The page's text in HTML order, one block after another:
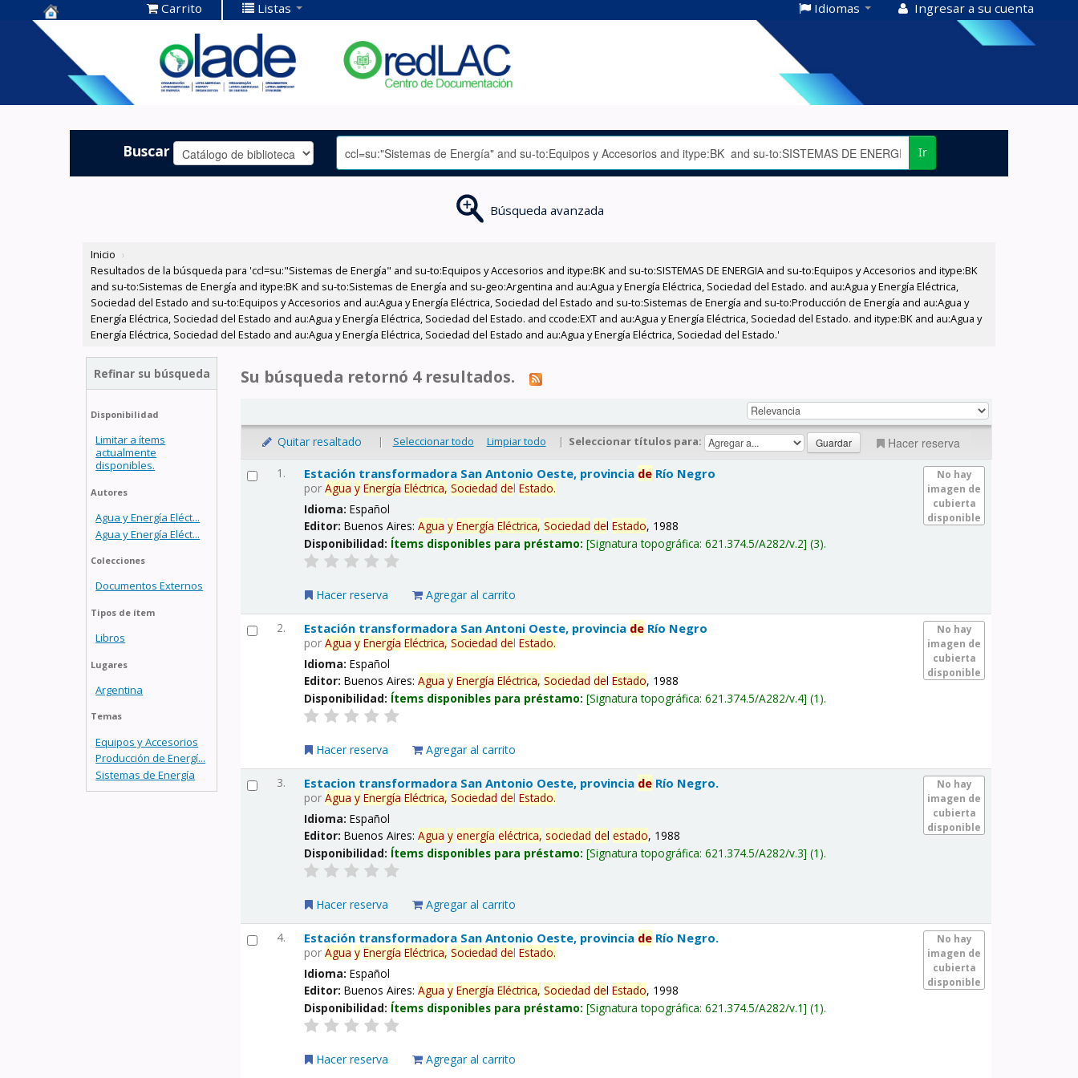
Centro de
Documentación
OLADE -
Carrito Listas Idiomas Ingresar a su cuenta
Buscar Ir
Búsqueda avanzada
Inicio ›
Resultados de la búsqueda para 'ccl=su:"Sistemas de Energía" and su-to:Equipos y Accesorios and itype:BK and su-to:SISTEMAS DE ENERGIA and su-to:Equipos y Accesorios and itype:BK
and su-to:Sistemas de Energía and itype:BK and su-to:Sistemas de Energía and su-geo:Argentina and au:Agua y Energía Eléctrica, Sociedad del Estado. and au:Agua y Energía Eléctrica,
Sociedad del Estado and su-to:Equipos y Accesorios and au:Agua y Energía Eléctrica, Sociedad del Estado and su-to:Sistemas de Energía and su-to:Producción de Energía and au:Agua y
Energía Eléctrica, Sociedad del Estado and au:Agua y Energía Eléctrica, Sociedad del Estado. and ccode:EXT and au:Agua y Energía Eléctrica, Sociedad del Estado. and itype:BK and au:Agua y
Energía Eléctrica, Sociedad del Estado and au:Agua y Energía Eléctrica, Sociedad del Estado and au:Agua y Energía Eléctrica, Sociedad del Estado.'
Refinar su búsqueda
Disponibilidad
Limitar a ítems
actualmente
disponibles.
Autores
Agua y Energía Eléct...
Agua y Energía Eléct...
Colecciones
Documentos Externos
Tipos de ítem
Libros
Lugares
Argentina
Temas
Equipos y Accesorios
Producción de Energí...
Sistemas de Energía
Su búsqueda retornó 4 resultados.
Quitar resaltado | Seleccionar todo Limpiar todo | Seleccionar títulos para: Hacer reserva
1.
No hay
imagen de
cubierta
disponible
Estación transformadora San Antonio Oeste, provincia de Río Negro
porAgua y Energía Eléctrica, Sociedad delEstado.
Idioma:Español
Editor:Buenos Aires:Agua y Energía Eléctrica, Sociedad delEstado, 1988
Disponibilidad: Ítems disponibles para préstamo: Signatura topográfica:621.374.5/A282/v.2 (3).
Hacer reserva Agregar al carrito
2.
No hay
imagen de
cubierta
disponible
Estación transformadora San Antoni Oeste, provincia de Río Negro
porAgua y Energía Eléctrica, Sociedad delEstado.
Idioma:Español
Editor:Buenos Aires:Agua y Energía Eléctrica, Sociedad delEstado, 1988
Disponibilidad: Ítems disponibles para préstamo: Signatura topográfica:621.374.5/A282/v.4 (1).
Hacer reserva Agregar al carrito
3.
No hay
imagen de
cubierta
disponible
Estacion transformadora San Antonio Oeste, provincia de Río Negro.
porAgua y Energía Eléctrica, Sociedad delEstado.
Idioma:Español
Editor:Buenos Aires:Agua y energía eléctrica, sociedad delestado, 1988
Disponibilidad: Ítems disponibles para préstamo: Signatura topográfica:621.374.5/A282/v.3 (1).
Hacer reserva Agregar al carrito
4.
No hay
imagen de
cubierta
disponible
Estación transformadora San Antonio Oeste, provincia de Río Negro.
porAgua y Energía Eléctrica, Sociedad delEstado.
Idioma:Español
Editor:Buenos Aires:Agua y Energía Eléctrica, Sociedad delEstado, 1998
Disponibilidad: Ítems disponibles para préstamo: Signatura topográfica:621.374.5/A282/v.1 (1).
Hacer reserva Agregar al carrito